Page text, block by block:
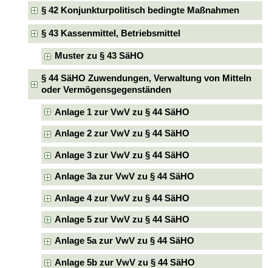
§ 42 Konjunkturpolitisch bedingte Maßnahmen
§ 43 Kassenmittel, Betriebsmittel
Muster zu § 43 SäHO
§ 44 SäHO Zuwendungen, Verwaltung von Mitteln
oder Vermögensgegenständen
Anlage 1 zur VwV zu § 44 SäHO
Anlage 2 zur VwV zu § 44 SäHO
Anlage 3 zur VwV zu § 44 SäHO
Anlage 3a zur VwV zu § 44 SäHO
Anlage 4 zur VwV zu § 44 SäHO
Anlage 5 zur VwV zu § 44 SäHO
Anlage 5a zur VwV zu § 44 SäHO
Anlage 5b zur VwV zu § 44 SäHO